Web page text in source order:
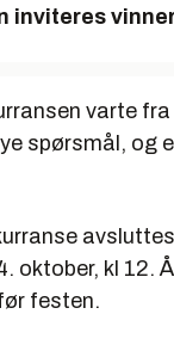
inviteres
varte
spørsmål, og
oktober, kl 12.
festen.